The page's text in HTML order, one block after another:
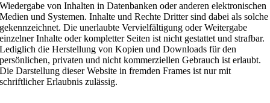
Wiedergabe von Inhalten in Datenbanken oder anderen elektronischen
Medien und Systemen. Inhalte und Rechte Dritter sind dabei als solche
gekennzeichnet. Die unerlaubte Vervielfältigung oder Weitergabe
einzelner Inhalte oder kompletter Seiten ist nicht gestattet und strafbar.
Lediglich die Herstellung von Kopien und Downloads für den
persönlichen, privaten und nicht kommerziellen Gebrauch ist erlaubt.
Die Darstellung dieser Website in fremden Frames ist nur mit
schriftlicher Erlaubnis zulässig.